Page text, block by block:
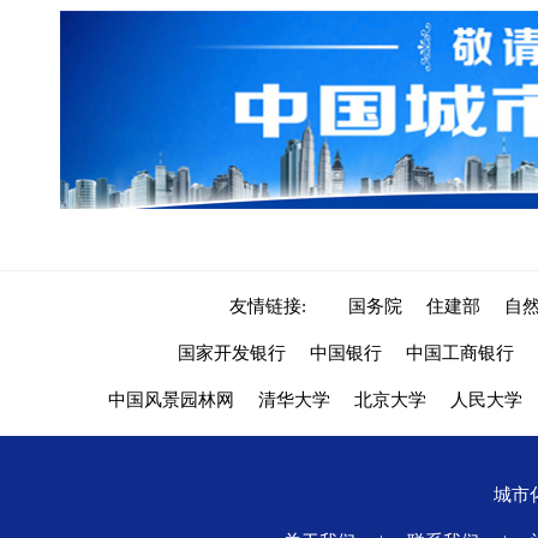
友情链接: 国务院 住建部 自
国家开发银行 中国银行 中国工商银行
中国风景园林网 清华大学 北京大学 人民大学
城市